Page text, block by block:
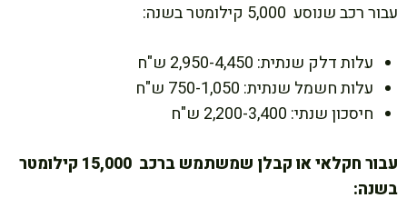
עבור רכב שנוסע 5,000 קילומטר בשנה:
עלות דלק שנתית: 2,950-4,450 ש"ח
עלות חשמל שנתית: 750-1,050 ש"ח
חיסכון שנתי: 2,200-3,400 ש"ח
עבור חקלאי או קבלן שמשתמש ברכב 15,000 קילומטר
בשנה: